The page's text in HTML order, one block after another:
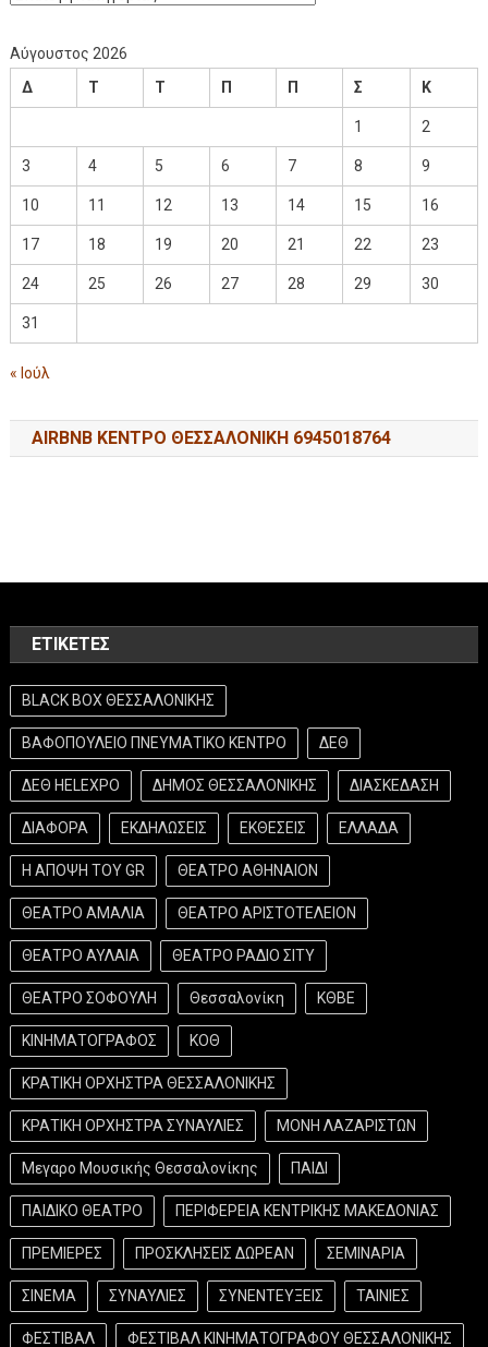
Αύγουστος 2026
Δ
Τ Τ Π Π Σ Κ
1 2
3 4 5 6 7 8 9
10 11 12 13 14 15 16
17 18 19 20 21 22 23
24 25 26 27 28 29 30
31
« Ιούλ
AIRBNB ΚΕΝΤΡΟ ΘΕΣΣΑΛΟΝΙΚΗ 6945018764
ΕΤΙΚΈΤΕΣ
BLACK BOX ΘΕΣΣΑΛΟΝΙΚΗΣ
ΒΑΦΟΠΟΥΛΕΙΟ ΠΝΕΥΜΑΤΙΚΟ ΚΕΝΤΡΟ ΔΕΘ
ΔΕΘ HELEXPO ΔΗΜΟΣ ΘΕΣΣΑΛΟΝΙΚΗΣ ΔΙΑΣΚΕΔΑΣΗ
ΔΙΑΦΟΡΑ ΕΚΔΗΛΩΣΕΙΣ ΕΚΘΕΣΕΙΣ ΕΛΛΑΔΑ
Η ΑΠΟΨΗ ΤΟΥ GR ΘΕΑΤΡΟ ΑΘΗΝΑΙΟΝ
ΘΕΑΤΡΟ ΑΜΑΛΙΑ ΘΕΑΤΡΟ ΑΡΙΣΤΟΤΕΛΕΙΟΝ
ΘΕΑΤΡΟ ΑΥΛΑΙΑ ΘΕΑΤΡΟ ΡΑΔΙΟ ΣΙΤΥ
ΘΕΑΤΡΟ ΣΟΦΟΥΛΗ Θεσσαλονίκη ΚΘΒΕ
ΚΙΝΗΜΑΤΟΓΡΑΦΟΣ ΚΟΘ
ΚΡΑΤΙΚΗ ΟΡΧΗΣΤΡΑ ΘΕΣΣΑΛΟΝΙΚΗΣ
ΚΡΑΤΙΚΗ ΟΡΧΗΣΤΡΑ ΣΥΝΑΥΛΙΕΣ ΜΟΝΗ ΛΑΖΑΡΙΣΤΩΝ
Μεγαρο Μουσικής Θεσσαλονίκης ΠΑΙΔΙ
ΠΑΙΔΙΚΟ ΘΕΑΤΡΟ ΠΕΡΙΦΕΡΕΙΑ ΚΕΝΤΡΙΚΗΣ ΜΑΚΕΔΟΝΙΑΣ
ΠΡΕΜΙΕΡΕΣ ΠΡΟΣΚΛΗΣΕΙΣ ΔΩΡΕΑΝ ΣΕΜΙΝΑΡΙΑ
ΣΙΝΕΜΑ ΣΥΝΑΥΛΙΕΣ ΣΥΝΕΝΤΕΥΞΕΙΣ ΤΑΙΝΙΕΣ
ΦΕΣΤΙΒΑΛ ΦΕΣΤΙΒΑΛ ΚΙΝΗΜΑΤΟΓΡΑΦΟΥ ΘΕΣΣΑΛΟΝΙΚΗΣ